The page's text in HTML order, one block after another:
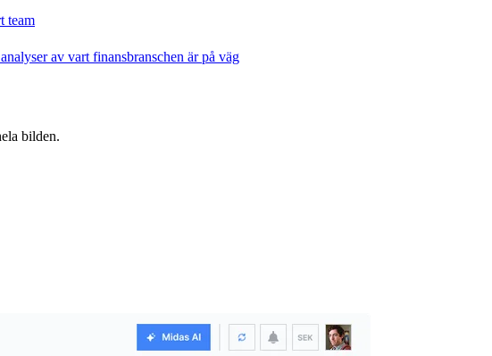
team
av vart finansbranschen är på väg
bilden.